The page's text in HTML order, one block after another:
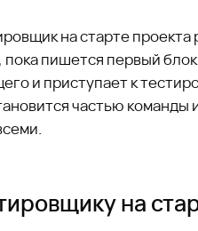
на старте проекта
пишется первый
и приступает к
частью команды
на